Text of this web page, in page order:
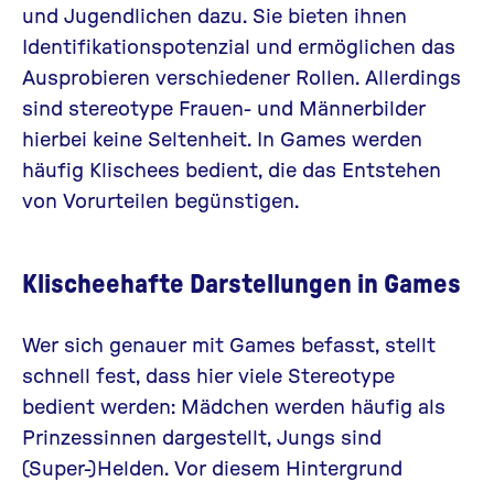
und Jugendlichen dazu. Sie bieten ihnen
Identifikationspotenzial und ermöglichen das
Ausprobieren verschiedener Rollen. Allerdings
sind stereotype Frauen- und Männerbilder
hierbei keine Seltenheit. In Games werden
häufig Klischees bedient, die das Entstehen
von Vorurteilen begünstigen.
Klischeehafte Darstellungen in Games
Wer sich genauer mit Games befasst, stellt
schnell fest, dass hier viele Stereotype
bedient werden: Mädchen werden häufig als
Prinzessinnen dargestellt, Jungs sind
(Super-)Helden. Vor diesem Hintergrund